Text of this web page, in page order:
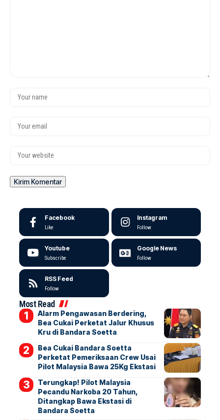
Facebook
Like
Instagram
Follow
Youtube
Subscribe
Google News
Follow
RSS Feed
Follow
Most Read
Alarm Pengawasan Berdering,
Bea Cukai Perketat Jalur Khusus
Kru di Bandara Soetta
Bea Cukai Bandara Soetta
Perketat Pemeriksaan Crew Usai
Pilot Malaysia Bawa 25Kg Ekstasi
Terungkap! Pilot Malaysia
Pecandu Narkoba 20 Tahun,
Ditangkap Bawa Ekstasi di
Bandara Soetta